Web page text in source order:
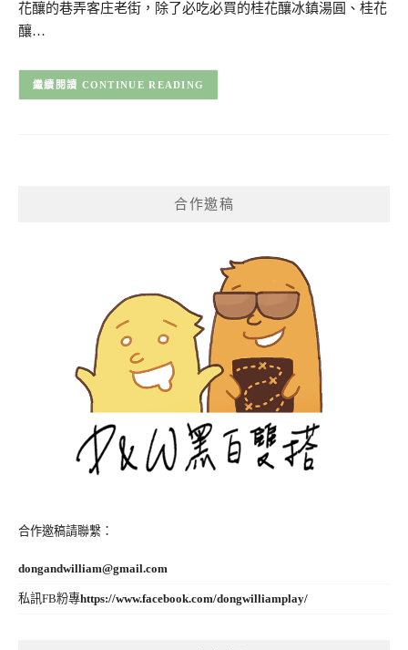
花釀的巷弄客庄老街，除了必吃必買的桂花釀冰鎮湯圓、桂花
釀…
CONTINUE READING
合作邀稿
合作邀稿請聯繫：
dongandwilliam@gmail.com
私訊FB粉專https://www.facebook.com/dongwilliamplay/